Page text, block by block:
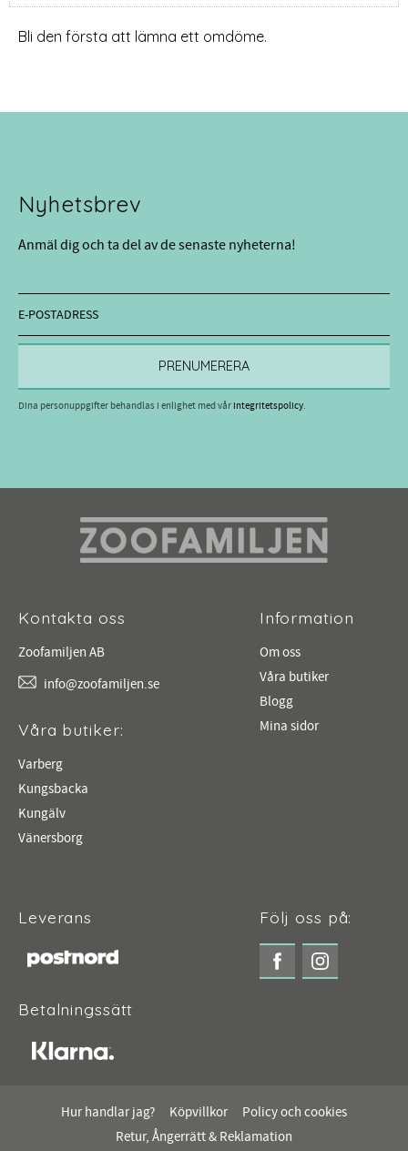
Bli den första att lämna ett omdöme.
Nyhetsbrev
Anmäl dig och ta del av de senaste nyheterna!
PRENUMERERA
Dina personuppgifter behandlas i enlighet med vårintegritetspolicy.
Kontakta oss
Zoofamiljen AB
info@zoofamiljen.se
Våra butiker:
Varberg
Kungsbacka
Kungälv
Vänersborg
Information
Om oss
Våra butiker
Blogg
Mina sidor
Leverans
Betalningssätt
Följ oss på:
Hur handlar jag? Köpvillkor
Policy och cookies
Retur, Ångerrätt & Reklamation